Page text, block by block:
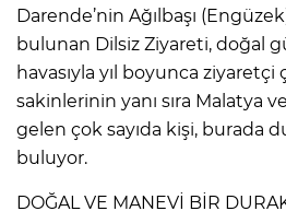
Darende’nin Ağılbaşı
bulunan Dilsiz Ziyareti, doğal
havasıyla yıl boyunca ziyaretçi
sakinlerinin yanı sıra Malatya
gelen çok sayıda kişi, burada
buluyor.
DOĞAL VE MANEVİ BİR